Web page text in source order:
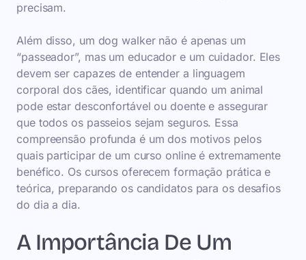
precisam.
Além disso, um dog walker não é apenas um
“passeador”, mas um educador e um cuidador. Eles
devem ser capazes de entender a linguagem
corporal dos cães, identificar quando um animal
pode estar desconfortável ou doente e assegurar
que todos os passeios sejam seguros. Essa
compreensão profunda é um dos motivos pelos
quais participar de um curso online é extremamente
benéfico. Os cursos oferecem formação prática e
teórica, preparando os candidatos para os desafios
do dia a dia.
A Importância De Um